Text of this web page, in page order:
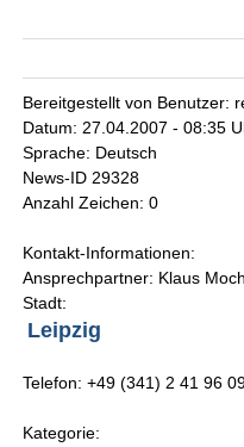
Bereitgestellt von Benutzer:
Datum: 27.04.2007 - 08:35
Sprache: Deutsch
News-ID 29328
Anzahl Zeichen: 0
Kontakt-Informationen:
Ansprechpartner: Klaus
Stadt:
Leipzig
Telefon: +49 (341) 2 41 96
Kategorie: